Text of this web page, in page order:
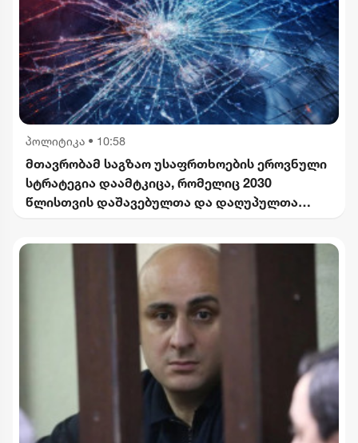
პოლიტიკა • 10:58
მთავრობამ საგზაო უსაფრთხოების ეროვნული
სტრატეგია დაამტკიცა, რომელიც 2030
წლისთვის დაშავებულთა და დაღუპულთა
ითვალისწინებს